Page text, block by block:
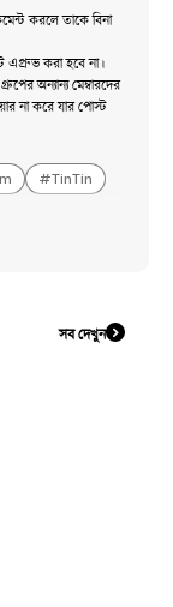
করলে তাকে বিনা
এপ্রুভ করা হবে না।
অন্যান্য মেম্বারদের
না করে যার পোস্ট
#TinTin
সব দেখুন